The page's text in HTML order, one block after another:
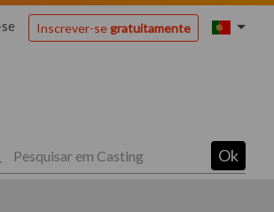
Inscrever-segratuitamente
Ok